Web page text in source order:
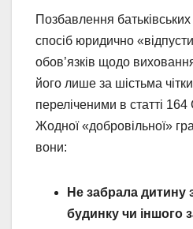
Позбавлення
спосіб юридично
обов’язків щодо
його лише за шістьма
переліченими в статті 164
Жодної «добровільної»
вони:
Не забрала дитину
будинку чи іншого